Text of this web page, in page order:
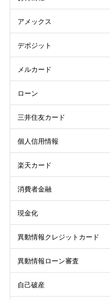
アメックス
デポジット
メルカード
ローン
三井住友カード
個人信用情報
楽天カード
消費者金融
現金化
異動情報クレジットカード
異動情報ローン審査
自己破産